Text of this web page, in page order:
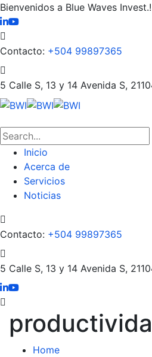
Bienvenidos a Blue Waves Invest.!
Contacto: +504 99897365
5 Calle S, 13 y 14 Avenida S,
Inicio
Acerca de
Servicios
Noticias
Contacto: +504 99897365
5 Calle S, 13 y 14 Avenida S,
Home